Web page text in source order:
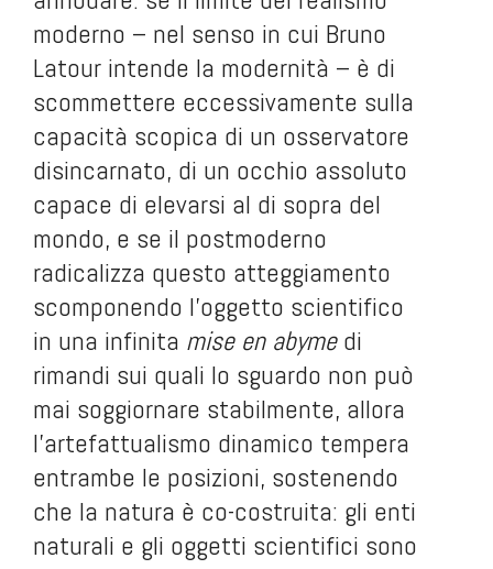
moderno – nel senso in cui Bruno
Latour intende la modernità – è di
scommettere eccessivamente sulla
capacità scopica di un osservatore
disincarnato, di un occhio assoluto
capace di elevarsi al di sopra del
mondo, e se il postmoderno
radicalizza questo atteggiamento
scomponendo l’oggetto scientifico
in una infinita mise en abymedi
rimandi sui quali lo sguardo non può
mai soggiornare stabilmente, allora
l’artefattualismo dinamico tempera
entrambe le posizioni, sostenendo
che la natura è co-costruita: gli enti
naturali e gli oggetti scientifici sono